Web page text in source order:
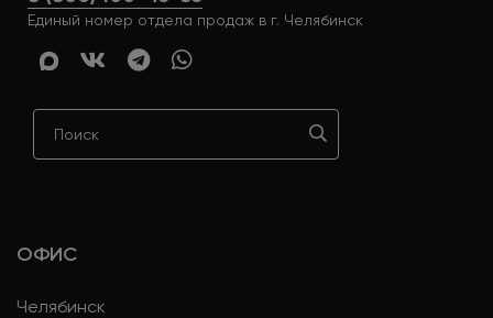
Единый номер отдела продаж в г. Челябинск
ОФИС
Челябинск